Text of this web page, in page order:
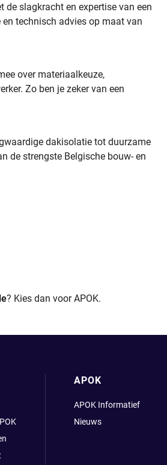
slagkracht en expertise van een
technisch advies op maat van
over materiaalkeuze,
Zo ben je zeker van een
dakisolatie tot duurzame
de strengste Belgische bouw- en
? Kies dan voor APOK.
APOK
APOK Informatief
Nieuws